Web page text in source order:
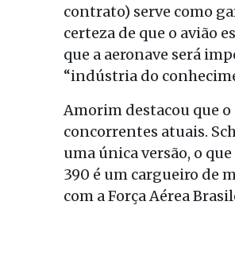
contrato) serve como
certeza de que o avião
que a aeronave será
“indústria do
Amorim destacou que o
concorrentes atuais.
uma única versão, o
390 é um cargueiro de
com a Força Aérea